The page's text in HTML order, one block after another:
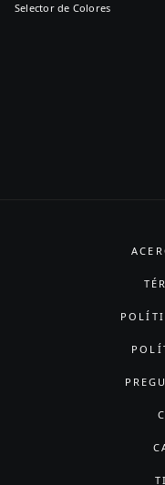
Selector de Colores